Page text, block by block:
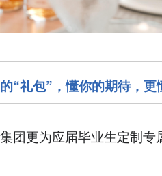
“礼包”，懂你的期待，更
团更为应届毕业生定制